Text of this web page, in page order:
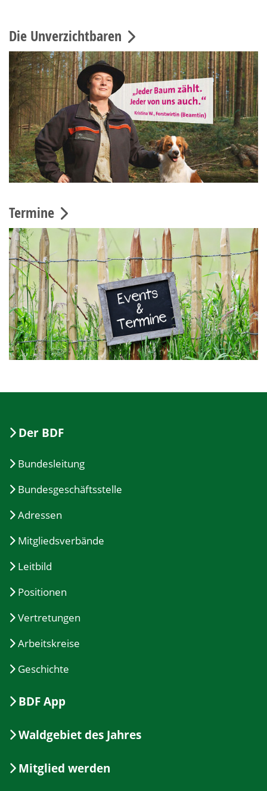
Die Unverzichtbaren
Termine
Der BDF
Bundesleitung
Bundesgeschäftsstelle
Adressen
Mitgliedsverbände
Leitbild
Positionen
Vertretungen
Arbeitskreise
Geschichte
BDF App
Waldgebiet des Jahres
Mitglied werden